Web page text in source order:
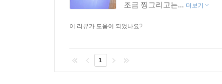
조금 찡그리고는... 더보기
이 리뷰가 도움이 되었나요?
1